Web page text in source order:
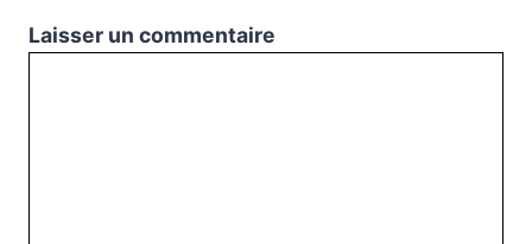
Laisser un commentaire